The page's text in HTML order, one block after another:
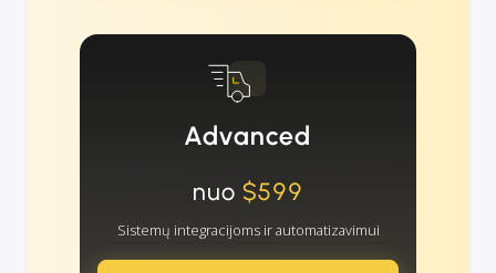
Advanced
nuo $599
Sistemų integracijoms ir automatizavimui